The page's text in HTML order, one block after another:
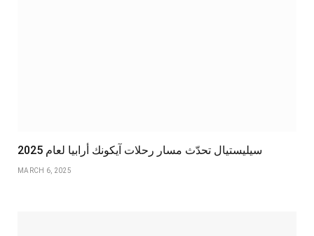
سيليستيال تحدّث مسار رحلات آيكونك أرابيا لعام 2025
MARCH 6, 2025